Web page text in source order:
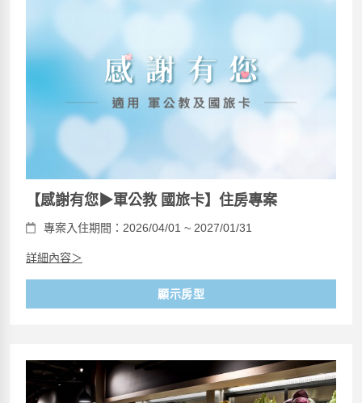
【感謝有您▶軍公教 國旅卡】住房專案
專案入住期間：2026/04/01 ~ 2027/01/31
詳細內容＞
顯示房型